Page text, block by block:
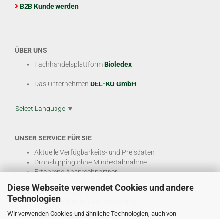
Diese Webseite verwendet Cookies und andere
Technologien
Wir verwenden Cookies und ähnliche Technologien, auch von
B2B Kunde werden
ÜBER UNS
FachhandelsplattformBioledex
Das Unternehmen DEL-KO GmbH
Select Language ▼
UNSER SERVICE FÜR SIE
Aktuelle Verfügbarkeits- und Preisdaten
Dropshipping ohne Mindestabnahme
Erfahrene Ansprechpartner
EDI & E-Rechnung
Attraktive Margen & Projektpreise
Und viele weitereB2B Services